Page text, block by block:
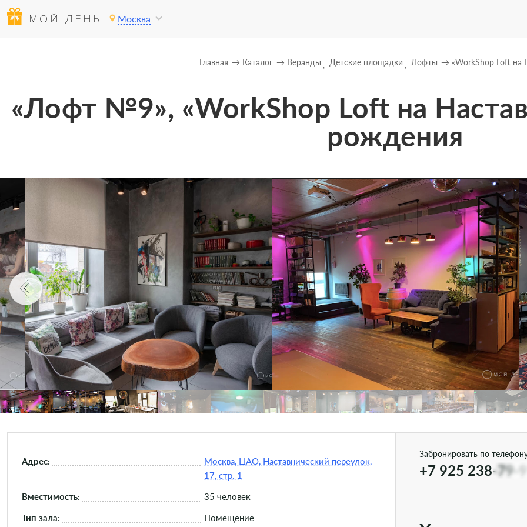
МОЙ ДЕНЬ Москва
Главная Каталог Веранды Детские площадки Лофты «WorkShop Loft на
«Лофт №9», «WorkShop Loft на
рождения
Адрес:
Москва, ЦАО, Наставнический переулок,
17, стр. 1
Вместимость:
35 человек
Тип зала:
Помещение
Забронировать по
+7 925 238-79-